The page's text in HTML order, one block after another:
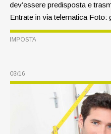
dev’essere predisposta e
Entrate in via telematica Foto:
IMPOSTA
03/16